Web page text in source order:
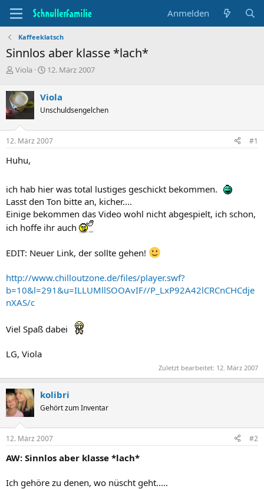
Anmelden
Kaffeeklatsch
Sinnlos aber klasse *lach*
T
e
m
e
n
s
t
r
e
Viola
B
i
n
d
a
12. März 2007
Viola
Unschuldsengelchen
12. März 2007 #1
Huhu,
ich hab hier was total lustiges geschickt bekommen.
Lasst den Ton bitte an, kicher....
Einige bekommen das Video wohl nicht abgespielt, ich schon,
ich hoffe ihr auch
EDIT: Neuer Link, der sollte gehen!
http://www.chilloutzone.de/files/player.swf?
b=10&l=291&u=ILLUMllSOOAvIF//P_LxP92A42lCRCnCHCdje
nXAS/c
Viel Spaß dabei
LG, Viola
Zuletzt bearbeitet: 12. März 2007
kolibri
Gehört zum Inventar
12. März 2007 #2
AW: Sinnlos aber klasse *lach*
Ich gehöre zu denen, wo nüscht geht.....